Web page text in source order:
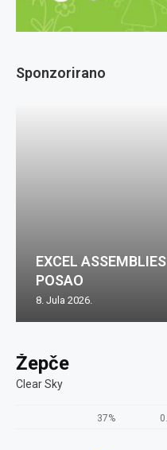
Žepče
Clear Sky
37%
Sponzorirano
EXCEL
POSAO
8. Jula 2026.